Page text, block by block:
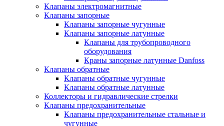
Клапаны электромагнитные
Клапаны запорные
Клапаны запорные чугунные
Клапаны запорные латунные
Клапаны для трубопроводного
оборудования
Краны запорные латунные Danfoss
Клапаны обратные
Клапаны обратные чугунные
Клапаны обратные латунные
Коллекторы и гидравлические стрелки
Клапаны предохранительные
Клапаны предохранительные стальные и
чугунные